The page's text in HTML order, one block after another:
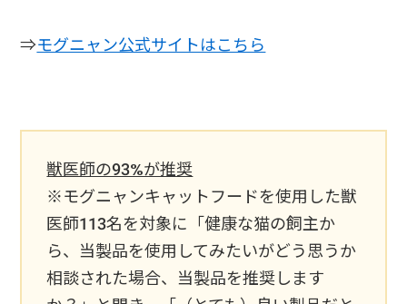
⇒モグニャン公式サイトはこちら
獣医師の93%が推奨
※モグニャンキャットフードを使用した獣
医師113名を対象に「健康な猫の飼主か
ら、当製品を使用してみたいがどう思うか
相談された場合、当製品を推奨します